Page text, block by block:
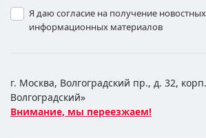
Я даю согласие на получение
информационных материалов
г. Москва, Волгоградский пр., д. 32,
Волгоградский»
Внимание, мы переезжаем!